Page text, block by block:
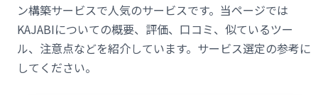
ン構築サービスで人気のサービスです。当ページでは
KAJABIについての概要、評価、口コミ、似ているツー
ル、注意点などを紹介しています。サービス選定の参考に
してください。